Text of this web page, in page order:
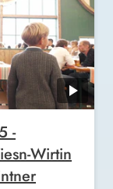
-
Wirtin